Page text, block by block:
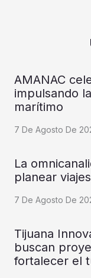
AMANAC
impulsando
marítimo
7 De Agosto De
La
planear
7 De Agosto De
Tijuana
buscan
fortalecer el